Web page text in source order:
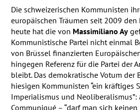
Die schweizerischen Kommunisten
europäischen Träumen seit 2009 den
heute hat die von Massimiliano Ay
Kommunistische Partei nicht einmal
von Brüssel finanzierten
hingegen Referenz für die Partei der
bleibt. Das demokratische Votum der
hiesigen Kommunisten “ein kräftiges
Imperialismus und
Communiqué – “darf man sich